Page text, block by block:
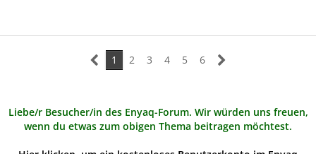
1 2 3 4 5 6
Liebe/r Besucher/in des Enyaq-Forum. Wir würden uns freuen,
wenn du etwas zum obigen Thema beitragen möchtest.